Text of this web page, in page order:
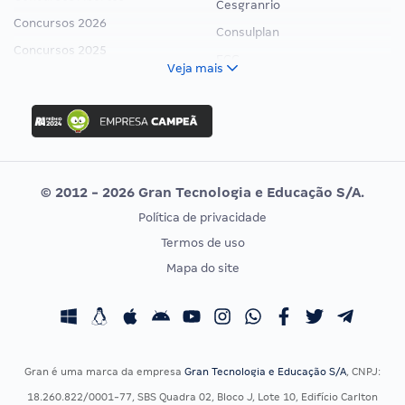
Concursos 2026
Concursos 2025
Concurso Ibama
Concurso MPU
Editais publicados
Cesgranrio
Consulplan
Vunesp
CONCURSOS POR PROFISSÃO
Concursos Fiscais
EXAME DE ORDEM
Calendário OAB
Veja mais
© 2012 - 2026 Gran Tecnologia e Educação S/A.
Política de privacidade
Termos de uso
Mapa do site
Gran é uma marca da empresa Gran Tecnologia e Educação S/A, CNPJ:
18.260.822/0001-77, SBS Quadra 02, Bloco J, Lote 10, Edifício Carlton